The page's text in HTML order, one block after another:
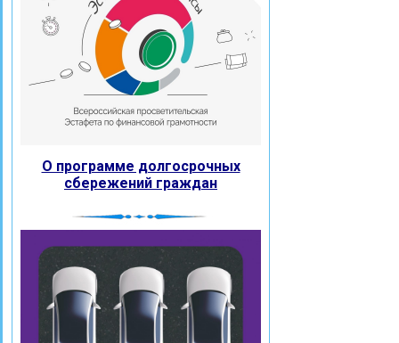
О программе долгосрочных
сбережений граждан